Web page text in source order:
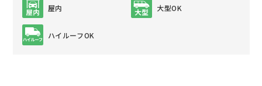
屋内 大型OK
ハイルーフOK